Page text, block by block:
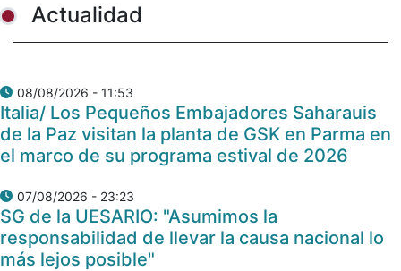
Actualidad
08/08/2026 - 11:53
Italia/ Los Pequeños Embajadores Saharauis
de la Paz visitan la planta de GSK en Parma en
el marco de su programa estival de 2026
07/08/2026 - 23:23
SG de la UESARIO: "Asumimos la
responsabilidad de llevar la causa nacional lo
más lejos posible"